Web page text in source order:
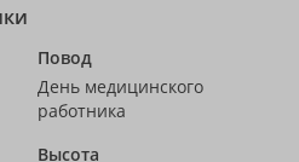
Повод
День медицинского
работника
Высота